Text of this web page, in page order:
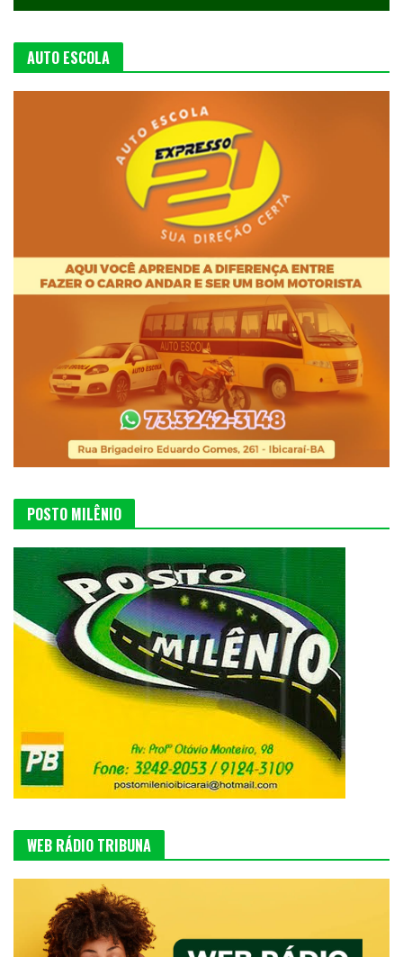
AUTO ESCOLA
POSTO MILÊNIO
WEB RÁDIO TRIBUNA